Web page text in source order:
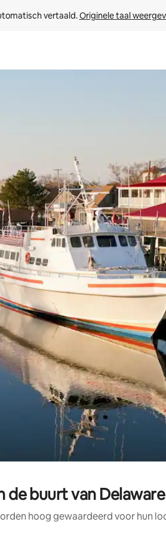
vertaald. Originele taal
omhoog en omlaag, óf door te
buurt van
hoog gewaardeerd voor hun